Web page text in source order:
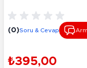
(0)Soru & Cevap
₺395,00